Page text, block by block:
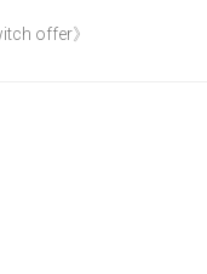
offer》